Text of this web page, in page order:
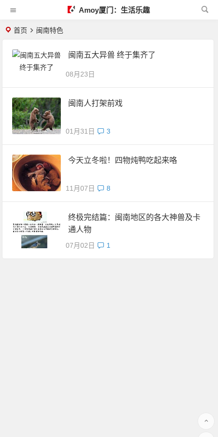
Amoy厦门：生活乐趣
首页 闽南特色
闽南五大异兽 终于集齐了
08月23日
闽南人打架前戏
01月31日 3
今天立冬啦！四物炖鸭吃起来咯
11月07日 8
终极完结篇：闽南地区的各大神兽及卡
通人物
07月02日 1